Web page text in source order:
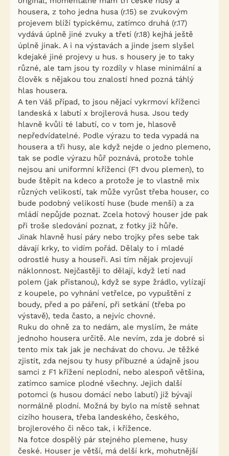
housera, z toho jedna husa (r.15) se zvukovým
projevem blíží typickému, zatímco druhá (r.17)
vydává úplně jiné zvuky a třetí (r.18) kejhá ještě
úplně jinak. A i na výstavách a jinde jsem slyšel
kdejaké jiné projevy u hus. s housery je to taky
různé, ale tam jsou ty rozdíly v hlase minimální a
člověk s nějakou tou znalostí hned pozná táhlý
hlas housera.
A ten Váš případ, to jsou nějací vykrmoví kříženci
landeská x labutí x brojlerová husa. Jsou tedy
hlavně kvůli té labutí, co v tom je, hlasově
nepředvídatelné. Podle výrazu to teda vypadá na
housera a tři husy, ale když nejde o jedno plemeno,
tak se podle výrazu hůř poznává, protože tohle
nejsou ani uniformní kříženci (F1 dvou plemen), to
bude štěpit na kdeco a protože je to vlastně mix
různých velikostí, tak může vyrůst třeba houser, co
bude podobný velikostí huse (bude menší) a za
mládí nepůjde poznat. Zcela hotový houser jde pak
při troše sledování poznat, z fotky již hůře.
Jinak hlavně husí páry nebo trojky přes sebe tak
dávají krky, to vidím pořád. Dělaly to i mladé
odrostlé husy a houseři. Asi tím nějak projevují
náklonnost. Nejčastěji to dělají, když letí nad
polem (jak přistanou), když se sype žrádlo, vylízají
z koupele, po vyhnání vetřelce, po vypuštění z
boudy, před a po páření, při setkání (třeba po
výstavě), teda často, a nejvíc chovné.
Ruku do ohně za to nedám, ale myslím, že máte
jednoho housera určitě. Ale nevím, zda je dobré si
tento mix tak jak je nechávat do chovu. Je těžké
zjistit, zda nejsou ty husy příbuzné a údajně jsou
samci z F1 křížení neplodní, nebo alespoň většina,
zatímco samice plodné všechny. Jejich další
potomci (s husou domácí nebo labutí) již bývají
normálně plodní. Možná by bylo na místě sehnat
cizího housera, třeba landeského, českého,
brojlerového či něco tak, i křížence.
Na fotce dospělý pár stejného plemene, husy
české. Houser je větší, má delší krk, mohutnější